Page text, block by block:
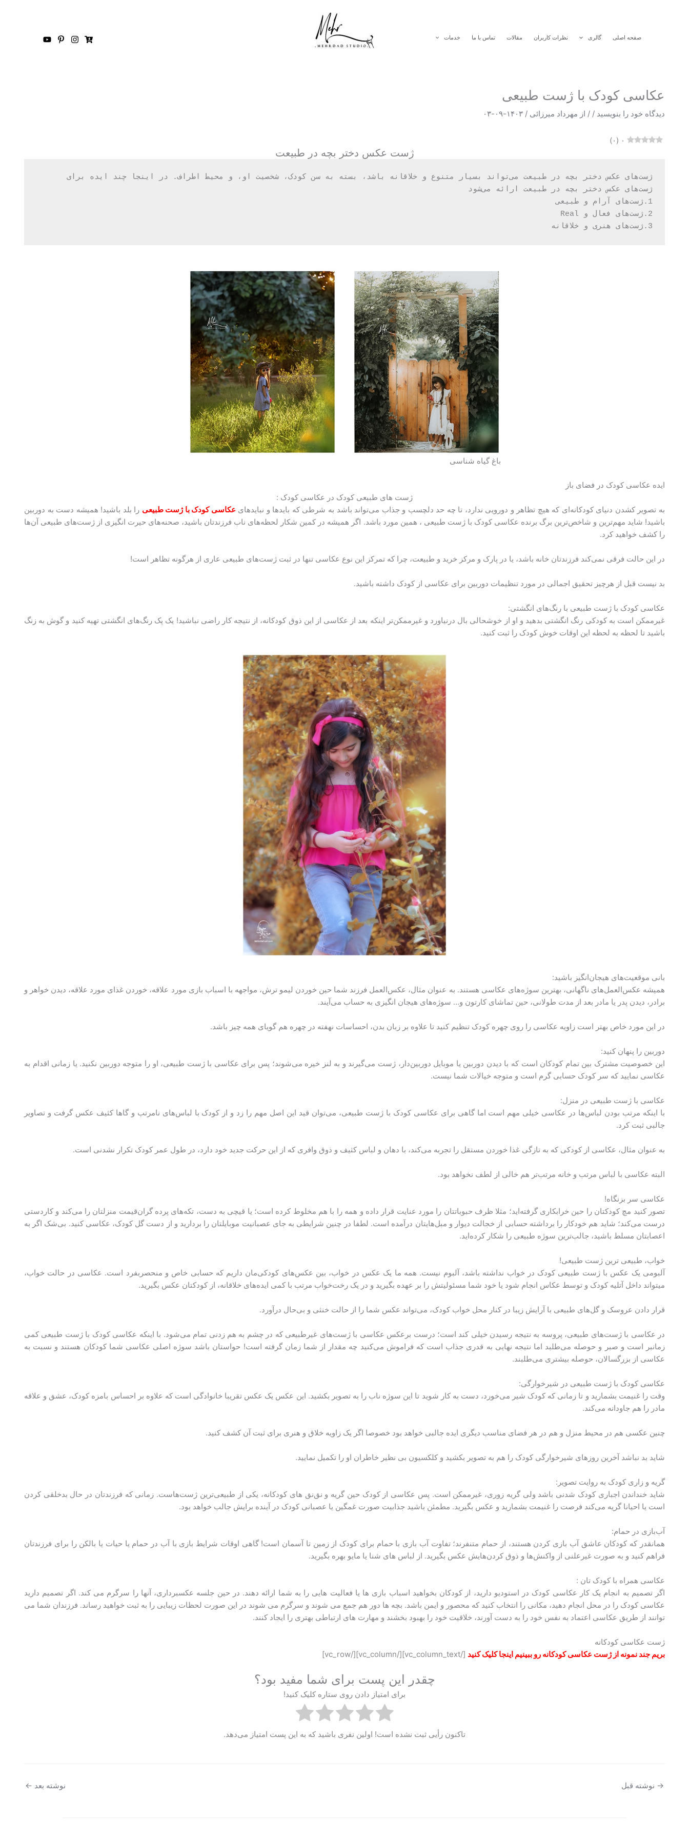
صفحه اصلی گالری نظرات کاربران مقالات تماس با ما خدمات
عکاسی کودک با ژست طبیعی
دیدگاه‌ خود را بنویسید / / از مهرداد میرزائی / ۱۴۰۳-۰۹-۰۳
۰ ( ۰)
ژست عکس دختر بچه در طبیعت
ژست‌های عکس دختر بچه در طبیعت ارائه می‌شود
1.ژست‌های آرام و طبیعی
2.ژست‌های فعال و Real
3.ژست‌های هنری و خلاقانه
باغ گیاه شناسی
ایده عکاسی کودک در فضای باز
ژست های طبیعی کودک در عکاسی کودک :
به تصویر کشدن دنیای کودکانه‌ای که هیچ تظاهر و دورویی ندارد، تا چه حد دلچسب و جذاب می‌تواند باشد به شرطی که بایدها و نبایدهای عکاسی کودک با ژست طبیعی را بلد باشید! همیشه دست به دوربین
باشید! شاید مهم‌ترین و شاخص‌ترین برگ برنده عکاسی کودک با ژست طبیعی ، همین مورد باشد. اگر همیشه در کمین شکار لحظه‌‌های ناب فرزندتان باشید، صحنه‌های حیرت انگیزی از ژست‌های طبیعی آن‌ها
را کشف خواهید کرد.
در این حالت فرقی نمی‌کند فرزندتان خانه باشد، یا در پارک و مرکز خرید و طبیعت، چرا که تمرکز این نوع عکاسی تنها در ثبت ژست‌های طبیعی عاری از هرگونه تظاهر است!
بد نیست قبل از هرچیز تحقیق اجمالی در مورد تنظیمات دوربین برای عکاسی از کودک داشته باشید.
عکاسی کودک با ژست طبیعی با رنگ‌های انگشتی:
غیرممکن است به کودکی رنگ انگشتی بدهید و او از خوشحالی بال درنیاورد و غیرممکن‌تر اینکه بعد از عکاسی از این ذوق کودکانه، از نتیجه کار راضی نباشید! یک پک رنگ‌های انگشتی تهیه کنید و گوش به زنگ
باشید تا لحظه به لحظه این اوقات خوش کودک را ثبت کنید.
بانی موقعیت‌های هیجان‌انگیز باشید:
همیشه عکس‌العمل‌های ناگهانی، بهترین سوژه‌های عکاسی هستند. به عنوان مثال، عکس‌العمل فرزند شما حین خوردن لیمو ترش، مواجهه با اسباب بازی مورد علاقه، خوردن غذای مورد علاقه، دیدن خواهر و
برادر، دیدن پدر یا مادر بعد از مدت طولانی، حین تماشای کارتون و… سوژه‌های هیجان انگیزی به حساب می‌آیند.
در این مورد خاص بهتر است زاویه عکاسی را روی چهره کودک تنظیم کنید تا علاوه بر زبان بدن، احساسات نهفته در چهره هم گویای همه چیز باشد.
دوربین را پنهان کنید:
این خصوصیت مشترک بین تمام کودکان است که با دیدن دوربین یا موبایل دوربین‌دار، ژست می‌گیرند و به لنز خیره می‌شوند؛ پس برای عکاسی با ژست طبیعی، او را متوجه دوربین نکنید. یا زمانی اقدام به
عکاسی نمایید که سر کودک حسابی گرم است و متوجه خیالات شما نیست.
عکاسی با ژست طبیعی در منزل:
با اینکه مرتب بودن لباس‌ها در عکاسی خیلی مهم است اما گاهی برای عکاسی کودک با ژست طبیعی، می‌توان قید این اصل مهم را زد و از کودک با لباس‌های نامرتب و گاها کثیف عکس گرفت و تصاویر
جالبی ثبت کرد.
به عنوان مثال، عکاسی از کودکی که به تازگی غذا خوردن مستقل را تجربه می‌کند، با دهان و لباس کثیف و ذوق وافری که از این حرکت جدید خود دارد، در طول عمر کودک تکرار نشدنی است.
البته عکاسی با لباس مرتب و خانه مرتب‌تر هم خالی از لطف نخواهد بود.
عکاسی سر بزنگاه!
تصور کنید مچ کودکتان را حین خرابکاری گرفته‌اید؛ مثلا ظرف حبوباتتان را مورد عنایت قرار داده و همه را با هم مخلوط کرده است؛ یا قیچی به دست، تکه‌های پرده گران‌قیمت منزلتان را می‌کند و کاردستی
درست می‌کند؛ شاید هم خودکار را برداشته حسابی از خجالت دیوار و مبل‌هایتان درآمده است. لطفا در چنین شرایطی به جای عصبانیت موبایلتان را بردارید و از دست گل کودک، عکاسی کنید. بی‌شک اگر به
اعصابتان مسلط باشید، جالب‌ترین سوژه طبیعی را شکار کرده‌اید.
خواب، طبیعی ترین ژست طبیعی!
آلبومی یک عکس با ژست طبیعی کودک در خواب نداشته باشد، آلبوم نیست. همه ما یک عکس در خواب، بین عکس‌های کودکی‌مان داریم که حسابی خاص و منحصربفرد است. عکاسی در حالت خواب،
می‎تواند داخل آتلیه کودک و توسط عکاس انجام شود یا خود شما مسئولیتش را بر عهده بگیرید و در یک رخت‌خواب مرتب با کمی ایده‌های خلاقانه، از کودکتان عکس بگیرید.
قرار دادن عروسک و گل‌های طبیعی با آرایش زیبا در کنار محل خواب کودک، می‌تواند عکس شما را از حالت خنثی و بی‌حال درآورد.
در عکاسی با ژست‌های طبیعی، پروسه به نتیجه رسیدن خیلی کند است؛ درست برعکس عکاسی با ژست‌های غیرطبیعی که در چشم به هم زدنی تمام می‌شود. با اینکه عکاسی کودک با ژست طبیعی کمی
زمانبر است و صبر و حوصله می‌طلبد اما نتیجه نهایی به قدری جذاب است که فراموش می‌کنید چه مقدار از شما زمان گرفته است! حواستان باشد سوژه اصلی عکاسی شما کودکان هستند و نسبت به
عکاسی از بزرگسالان، حوصله بیشتری می‌طلبند.
عکاسی کودک با ژست طبیعی در شیرخوارگی:
وقت را غنیمت بشمارید و تا زمانی که کودک شیر می‌خورد، دست به کار شوید تا این سوژه ناب را به تصویر بکشید. این عکس یک عکس تقریبا خانوادگی است که علاوه بر احساس بامزه کودک، عشق و علاقه
مادر را هم جاودانه می‌کند.
چنین عکسی هم در محیط منزل و هم در هر فضای مناسب دیگری ایده جالبی خواهد بود خصوصا اگر یک زاویه خلاق و هنری برای ثبت آن کشف کنید.
شاید بد نباشد آخرین روزهای شیرخوارگی کودک را هم به تصویر بکشید و کلکسیون بی نظیر خاطران او را تکمیل نمایید.
گریه و زاری کودک به روایت تصویر:
شاید خنداندن اجباری کودک شدنی باشد ولی گریه زوری، غیرممکن است. پس عکاسی از کودک حین گریه و نق‌نق های کودکانه، یکی از طبیعی‌ترین ژست‌هاست. زمانی که فرزندتان در حال بدخلقی کردن
است یا احیانا گریه می‌کند فرصت را غنیمت بشمارید و عکس بگیرید. مطمئن باشید جذابیت صورت غمگین یا عصبانی کودک در آینده برایش جالب خواهد بود.
آب‌بازی در حمام:
همانقدر که کودکان عاشق آب بازی کردن هستند، از حمام متنفرند؛ تفاوت آب بازی با حمام برای کودک از زمین تا آسمان است! گاهی اوقات شرایط بازی با آب در حمام یا حیات یا بالکن را برای فرزندتان
فراهم کنید و به صورت غیرعلنی از واکنش‌ها و ذوق کردن‌هایش عکس بگیرید. از لباس های شنا یا مایو بهره بگیرید.
عکاسی همراه با کودک تان :
اگر تصمیم به انجام یک کار عکاسی کودک در استودیو دارید، از کودکان بخواهید اسباب بازی ها یا فعالیت هایی را به شما ارائه دهند. در حین جلسه عکسبرداری، آنها را سرگرم می کند. اگر تصمیم دارید
عکاسی کودک را در محل انجام دهید، مکانی را انتخاب کنید که محصور و ایمن باشد. بچه ها دور هم جمع می شوند و سرگرم می شوند در این صورت لحظات زیبایی را به ثبت خواهید رساند. فرزندان شما می
توانند از طریق عکاسی اعتماد به نفس خود را به دست آورند، خلاقیت خود را بهبود بخشند و مهارت های ارتباطی بهتری را ایجاد کنند.
ژست عکاسی کودکانه
بریم جند نمونه از ژست عکاسی کودکانه رو ببینیم اینجا کلیک کنید [/vc_column_text][/vc_column][/vc_row]
چقدر این پست برای شما مفید بود؟
برای امتیاز دادن روی ستاره کلیک کنید!
تاکنون رأیی ثبت نشده است! اولین نفری باشید که به این پست امتیاز می‌دهد.
→ نوشته قبل نوشته بعد ←